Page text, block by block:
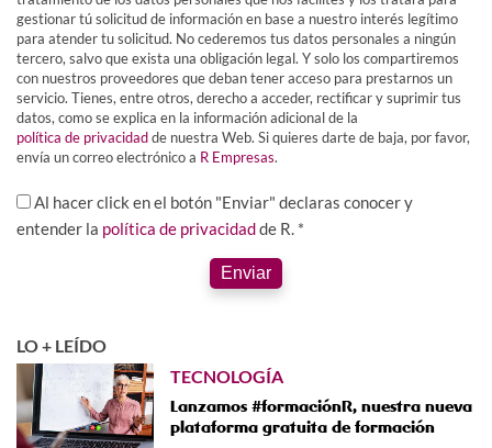
gestionar tú solicitud de información en base a nuestro interés legítimo
para atender tu solicitud. No cederemos tus datos personales a ningún
tercero, salvo que exista una obligación legal. Y solo los compartiremos
con nuestros proveedores que deban tener acceso para prestarnos un
servicio. Tienes, entre otros, derecho a acceder, rectificar y suprimir tus
datos, como se explica en la información adicional de la
política de privacidadde nuestra Web. Si quieres darte de baja, por favor,
envía un correo electrónico a R Empresas.
Al hacer click en el botón "Enviar" declaras conocer y
entender la política de privacidadde R. *
Enviar
LO + LEÍDO
TECNOLOGÍA
Lanzamos #formaciónR, nuestra nueva
plataforma gratuita de formación